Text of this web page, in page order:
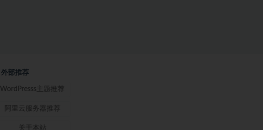
外部推荐
WordPresss主题推荐
阿里云服务器推荐
关于本站